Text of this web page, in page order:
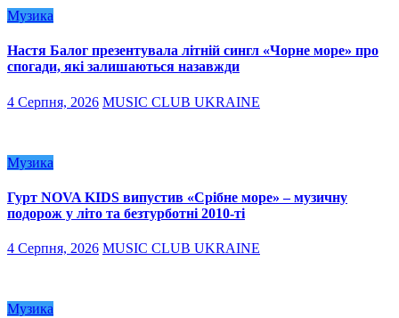
Музика
Настя Балог презентувала літній сингл «Чорне море» про
спогади, які залишаються назавжди
4 Серпня, 2026 MUSIC CLUB UKRAINE
Музика
Гурт NOVA KIDS випустив «Срібне море» – музичну
подорож у літо та безтурботні 2010-ті
4 Серпня, 2026 MUSIC CLUB UKRAINE
Музика